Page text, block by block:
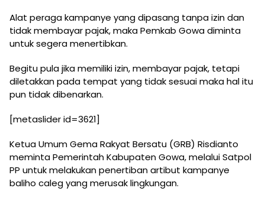
Alat peraga kampanye yang dipasang tanpa izin dan
tidak membayar pajak, maka Pemkab Gowa diminta
untuk segera menertibkan.
Begitu pula jika memiliki izin, membayar pajak, tetapi
diletakkan pada tempat yang tidak sesuai maka hal itu
pun tidak dibenarkan.
[metaslider id=3621]
Ketua Umum Gema Rakyat Bersatu (GRB) Risdianto
meminta Pemerintah Kabupaten Gowa, melalui Satpol
PP untuk melakukan penertiban artibut kampanye
baliho caleg yang merusak lingkungan.